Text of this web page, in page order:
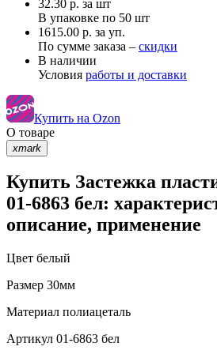
32.30 р. за шт
В упаковке по 50 шт
1615.00 р. за уп.
По сумме заказа – скидки
В наличии
Условия работы и доставки
Купить на Ozon
О товаре
xmark
Купить Застежка
01-6863 бел:
описание, применение
Цвет белый
Размер 30мм
Материал полиацеталь
Артикул 01-6863 бел